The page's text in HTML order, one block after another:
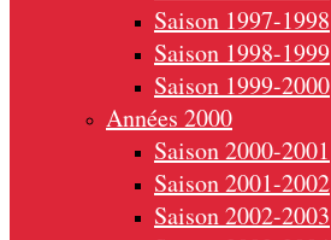
Saison 1997-1998
Saison 1998-1999
Saison 1999-2000
Années 2000
Saison 2000-2001
Saison 2001-2002
Saison 2002-2003